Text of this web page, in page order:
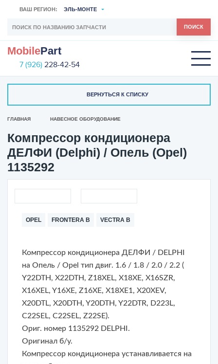
ВАШ РЕГИОН: ЭЛЬ-МОНТЕ
ПОИСК
MobilePart
7 (926) 228-42-54
ВЕРНУТЬСЯ К СПИСКУ
ГЛАВНАЯ НАВЕСНОЕ ОБОРУДОВАНИЕ
Компрессор кондиционера
ДЕЛФИ (Delphi) / Опель (Opel)
1135292
OPEL FRONTERA B VECTRA B
Компрессор кондиционера ДЕЛФИ / DELPHI
на Опель / Opel тип двиг. 1.6 / 1.8 / 2.0 / 2.2 (
Y22DTH, X22DTH, Z18XEL, X18XE, X16SZR,
X16XEL, Y16XE, Z16XE, X18XE1, X20XEV,
X20DTL, X20DTH, Y20DTH, Y22DTR, D223L,
C22SEL, C22SEL, Z22SE).
Ориг. номер 1135292 DELPHI.
Оригинал б/у.
Компрессор кондиционера устанавливается на